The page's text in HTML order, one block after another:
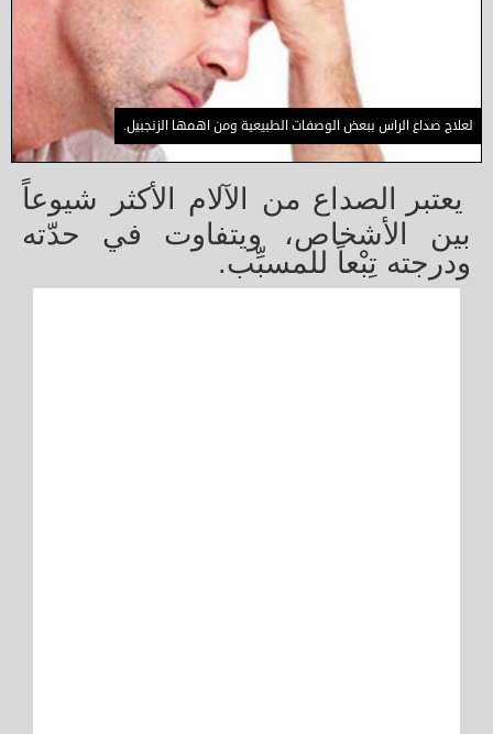
لعلاج صداع الراس ببعض الوصفات الطبيعية ومن اهمها الزنجبيل.
يعتبر الصداع من الآلام الأكثر شيوعاً
بين الأشخاص، ويتفاوت في حدّته
ودرجته تِبْعاً للمسبِّب.